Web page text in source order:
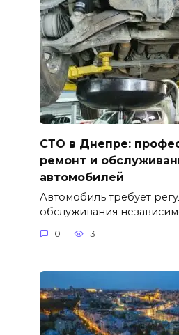
СТО в Днепре:
ремонт и
автомобилей
Автомобиль требует
обслуживания
0 3